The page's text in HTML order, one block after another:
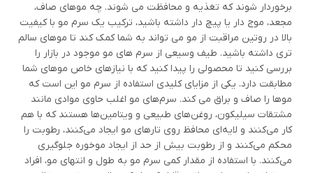
برخوردار شوند که تغذیه و محافظت می شوند. چه موهای صاف،
مجعد، موج دار یا پیچ دار داشته باشید، ترکیب یک سرم مو با کیفیت
بالا در روتین مراقبت از مو می تواند به شما کمک کند تا موهای سالم
تری داشته باشید. طیف وسیعی از سرم های مو موجود در بازار را
بررسی کنید تا محصولی را پیدا کنید که با نیازهای خاص موهای شما
مطابقت دارد. یکی از مزایای کلیدی استفاده از سرم مو این است که
موها را صاف و براق می کند. سرم‌های مو اغلب حاوی موادی مانند
مشتقات سیلیکون، روغن‌های طبیعی و ویتامین‌ها هستند که با هم
کار می‌کنند و لایه‌ای محافظ روی تارهای مو ایجاد می‌کنند، رطوبت را
محکم می‌کنند و از رطوبت بیش از حد از ایجاد موخوره جلوگیری
می‌کنند. با استفاده از مقدار کمی سرم مو به طول و انتهای مو، افراد